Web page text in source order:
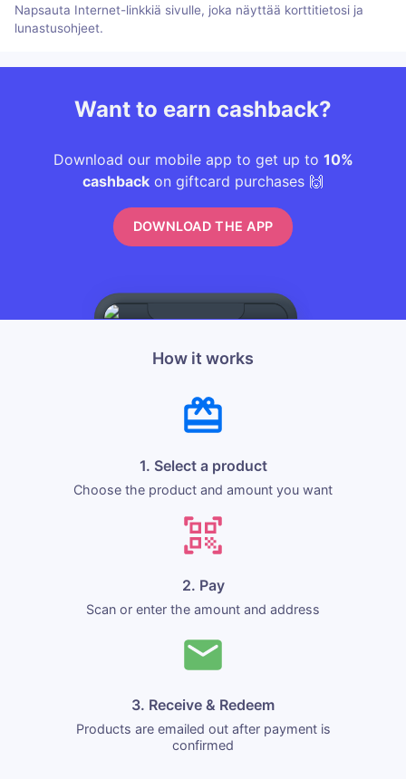
Napsauta Internet-linkkiä sivulle, joka näyttää korttitietosi ja
lunastusohjeet.
Want to earn cashback?
Download our mobile app to get up to 10%
cashback on giftcard purchases 🙌
DOWNLOAD THE APP
How it works
1. Select a product
Choose the product and amount you want
2. Pay
Scan or enter the amount and address
3. Receive & Redeem
Products are emailed out after payment is
confirmed